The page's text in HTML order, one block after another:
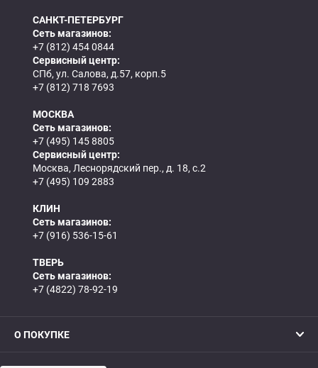
САНКТ-ПЕТЕРБУРГ
Сеть магазинов:
+7 (812) 454 0844
Сервисный центр:
СПб, ул. Салова, д.57, корп.5
+7 (812) 718 7693
МОСКВА
Сеть магазинов:
+7 (495) 145 8805
Сервисный центр:
Москва, Леснорядский пер., д. 18, с.2
+7 (495) 109 2883
КЛИН
Сеть магазинов:
+7 (916) 536-15-61
ТВЕРЬ
Сеть магазинов:
+7 (4822) 78-92-19
О ПОКУПКЕ